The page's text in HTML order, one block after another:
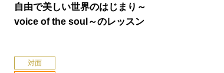
自由で美しい世界のはじまり～
voice of the soul～のレッスン
対面